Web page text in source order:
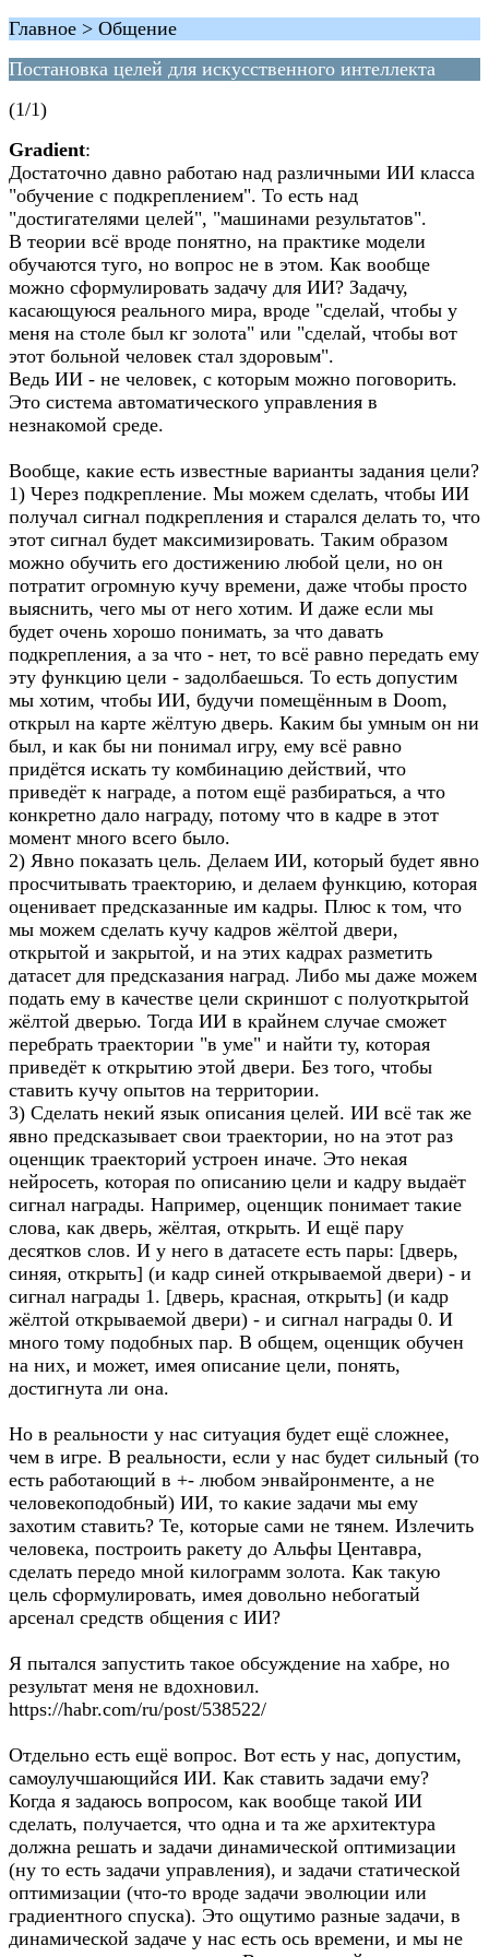
Главное > Общение
Постановка целей для искусственного интеллекта
(1/1)
Gradient:
Достаточно давно работаю над различными ИИ класса
"обучение с подкреплением". То есть над
"достигателями целей", "машинами результатов".
В теории всё вроде понятно, на практике модели
обучаются туго, но вопрос не в этом. Как вообще
можно сформулировать задачу для ИИ? Задачу,
касающуюся реального мира, вроде "сделай, чтобы у
меня на столе был кг золота" или "сделай, чтобы вот
этот больной человек стал здоровым".
Ведь ИИ - не человек, с которым можно поговорить.
Это система автоматического управления в
незнакомой среде.
Вообще, какие есть известные варианты задания цели?
1) Через подкрепление. Мы можем сделать, чтобы ИИ
получал сигнал подкрепления и старался делать то, что
этот сигнал будет максимизировать. Таким образом
можно обучить его достижению любой цели, но он
потратит огромную кучу времени, даже чтобы просто
выяснить, чего мы от него хотим. И даже если мы
будет очень хорошо понимать, за что давать
подкрепления, а за что - нет, то всё равно передать ему
эту функцию цели - задолбаешься. То есть допустим
мы хотим, чтобы ИИ, будучи помещённым в Doom,
открыл на карте жёлтую дверь. Каким бы умным он ни
был, и как бы ни понимал игру, ему всё равно
придётся искать ту комбинацию действий, что
приведёт к награде, а потом ещё разбираться, а что
конкретно дало награду, потому что в кадре в этот
момент много всего было.
2) Явно показать цель. Делаем ИИ, который будет явно
просчитывать траекторию, и делаем функцию, которая
оценивает предсказанные им кадры. Плюс к том, что
мы можем сделать кучу кадров жёлтой двери,
открытой и закрытой, и на этих кадрах разметить
датасет для предсказания наград. Либо мы даже можем
подать ему в качестве цели скриншот с полуоткрытой
жёлтой дверью. Тогда ИИ в крайнем случае сможет
перебрать траектории "в уме" и найти ту, которая
приведёт к открытию этой двери. Без того, чтобы
ставить кучу опытов на территории.
3) Сделать некий язык описания целей. ИИ всё так же
явно предсказывает свои траектории, но на этот раз
оценщик траекторий устроен иначе. Это некая
нейросеть, которая по описанию цели и кадру выдаёт
сигнал награды. Например, оценщик понимает такие
слова, как дверь, жёлтая, открыть. И ещё пару
десятков слов. И у него в датасете есть пары: [дверь,
синяя, открыть] (и кадр синей открываемой двери) - и
сигнал награды 1. [дверь, красная, открыть] (и кадр
жёлтой открываемой двери) - и сигнал награды 0. И
много тому подобных пар. В общем, оценщик обучен
на них, и может, имея описание цели, понять,
достигнута ли она.
Но в реальности у нас ситуация будет ещё сложнее,
чем в игре. В реальности, если у нас будет сильный (то
есть работающий в +- любом энвайронменте, а не
человекоподобный) ИИ, то какие задачи мы ему
захотим ставить? Те, которые сами не тянем. Излечить
человека, построить ракету до Альфы Центавра,
сделать передо мной килограмм золота. Как такую
цель сформулировать, имея довольно небогатый
арсенал средств общения с ИИ?
Я пытался запустить такое обсуждение на хабре, но
результат меня не вдохновил.
https://habr.com/ru/post/538522/
Отдельно есть ещё вопрос. Вот есть у нас, допустим,
самоулучшающийся ИИ. Как ставить задачи ему?
Когда я задаюсь вопросом, как вообще такой ИИ
сделать, получается, что одна и та же архитектура
должна решать и задачи динамической оптимизации
(ну то есть задачи управления), и задачи статической
оптимизации (что-то вроде задачи эволюции или
градиентного спуска). Это ощутимо разные задачи, в
динамической задаче у нас есть ось времени, и мы не